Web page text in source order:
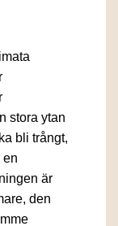
stora ytan
bli trångt,
en
är
den